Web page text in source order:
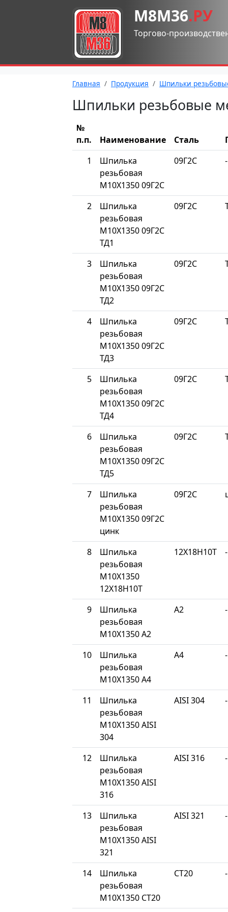
М8М36.РУ
Торгово-
Главная Продукция Шпильки
Шпильки резьбовые
№
п.п.
Наименование Сталь
1
Шпилька
резьбовая
М10Х1350 09Г2С
09Г2С -
2
Шпилька
резьбовая
М10Х1350 09Г2С
ТД1
09Г2С
3
Шпилька
резьбовая
М10Х1350 09Г2С
ТД2
09Г2С
4
Шпилька
резьбовая
М10Х1350 09Г2С
ТД3
09Г2С
5
Шпилька
резьбовая
М10Х1350 09Г2С
ТД4
09Г2С
6
Шпилька
резьбовая
М10Х1350 09Г2С
ТД5
09Г2С
7
Шпилька
резьбовая
М10Х1350 09Г2С
цинк
09Г2С
8
Шпилька
резьбовая
М10Х1350
12Х18Н10Т
12Х18Н10Т -
9
Шпилька
резьбовая
М10Х1350 A2
A2 -
10
Шпилька
резьбовая
М10Х1350 A4
A4 -
11
Шпилька
резьбовая
М10Х1350 AISI
304
AISI 304 -
12
Шпилька
резьбовая
М10Х1350 AISI
316
AISI 316 -
13
Шпилька
резьбовая
М10Х1350 AISI
321
AISI 321 -
14
Шпилька
резьбовая
М10Х1350 СТ20
СТ20 -